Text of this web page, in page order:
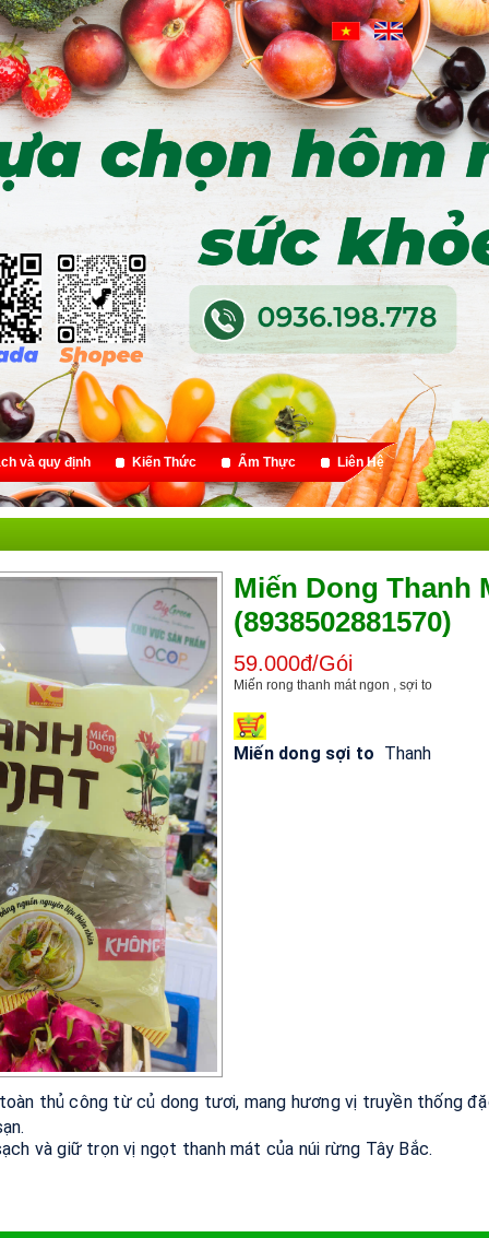
và quy định Kiến Thức Ẩm Thực Liên Hệ
Miến Dong Thanh
(8938502881570)
59.000đ/Gói
Miến rong thanh mát ngon , sợi to
Miến dong sợi to Thanh
thủcông từcủ dong tươi, mang hươngvị truyền thống
vàgiữ trọnvị ngọt thanhmát của núi rừng Tây Bắc.